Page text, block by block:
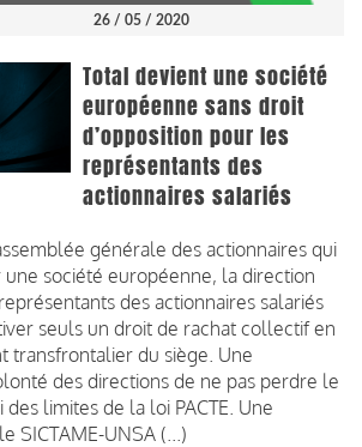
26 / 05 / 2020
Total devient une société
européenne sans droit
d’opposition pour les
représentants des
actionnaires salariés
générale des actionnaires qui
société européenne, la direction
des actionnaires salariés
seuls un droit de rachat collectif en
transfrontalier du siège. Une
des directions de ne pas perdre le
limites de la loi PACTE. Une
SICTAME-UNSA (...)